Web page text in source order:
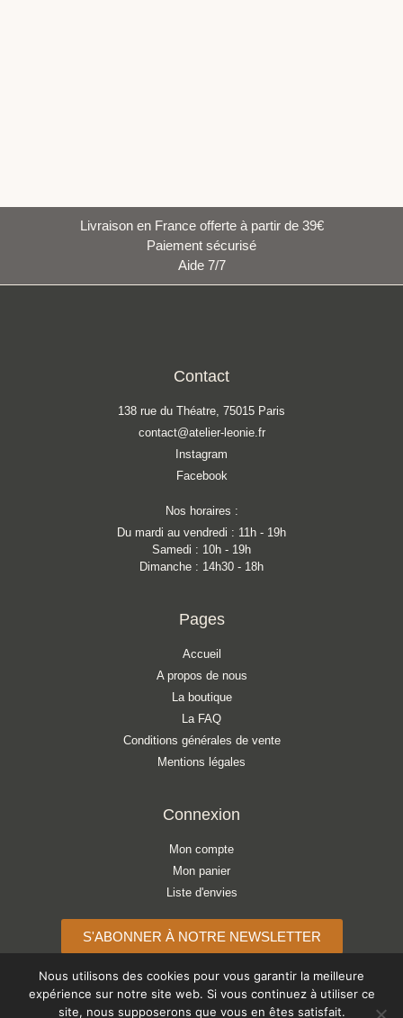
Livraison en France offerte à partir de 39€
Paiement sécurisé
Aide 7/7
Contact
138 rue du Théatre, 75015 Paris
contact@atelier-leonie.fr
Instagram
Facebook
Nos horaires :
Du mardi au vendredi : 11h - 19h
Samedi : 10h - 19h
Dimanche : 14h30 - 18h
Pages
Accueil
A propos de nous
La boutique
La FAQ
Conditions générales de vente
Mentions légales
Connexion
Mon compte
Mon panier
Liste d'envies
S'ABONNER À NOTRE NEWSLETTER
Nous utilisons des cookies pour vous garantir la meilleure
expérience sur notre site web. Si vous continuez à utiliser ce
site, nous supposerons que vous en êtes satisfait.